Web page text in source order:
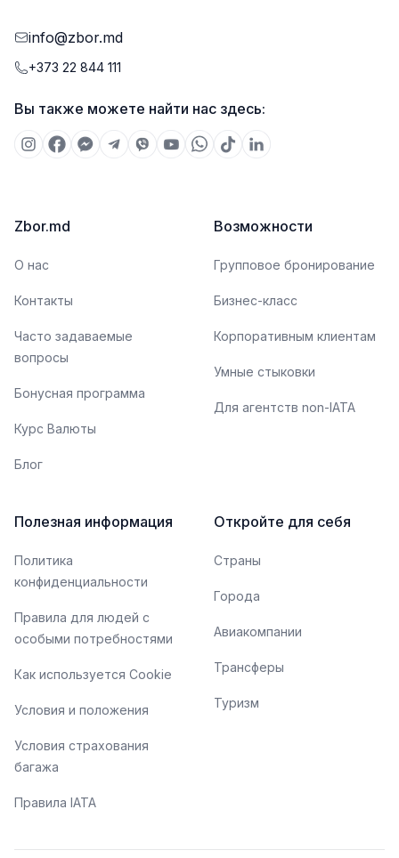
info@zbor.md
+373 22 844 111
Вы также можете найти нас здесь:
Zbor.md
О нас
Контакты
Часто задаваемые
вопросы
Бонусная программа
Курс Валюты
Блог
Возможности
Групповое бронирование
Бизнес-класс
Корпоративным клиентам
Умные стыковки
Для агентств non-IATA
Полезная информация
Политика
конфиденциальности
Правила для людей с
особыми потребностями
Как используется Cookie
Условия и положения
Условия страхования
багажа
Правила IATA
Откройте для себя
Страны
Города
Авиакомпании
Трансферы
Туризм